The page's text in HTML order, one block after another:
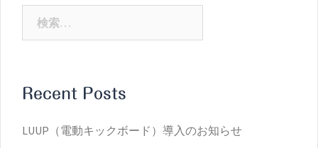
Recent Posts
LUUP（電動キックボード）導入のお知らせ